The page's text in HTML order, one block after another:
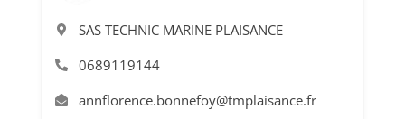
SAS TECHNIC MARINE PLAISANCE
0689119144
annflorence.bonnefoy@tmplaisance.fr